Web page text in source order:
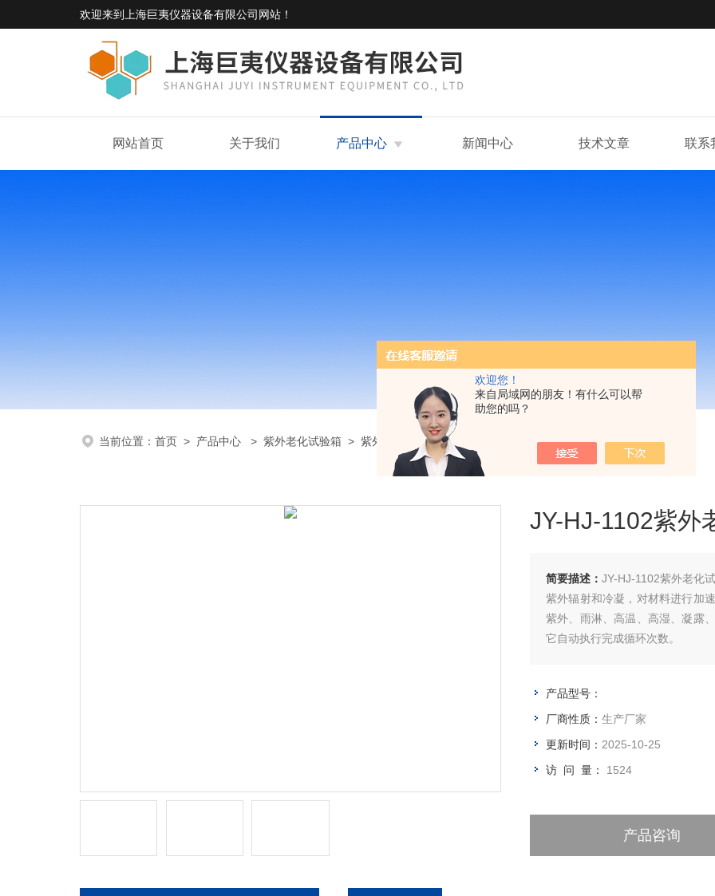
欢迎您！
来自局域网的朋友！有什么可以帮
助您的吗？
欢迎来到 上海巨夷仪器设备有限公司网站 ！
网站首页 关于我们 产品中心 新闻中心 技术文章 联系
当前位置： 首页 > 产品中心 > 紫外老化试验箱 > 紫外老化试验箱> JY-HJ-1102紫外老化试验箱订购说明
JY-HJ-1102紫外
简要描述： JY-HJ-1102紫外老化
紫外辐射和冷凝，对材料进行加
紫外、雨淋、高温、高湿、凝露
它自动执行完成循环次数。
产品型号：
厂商性质： 生产厂家
更新时间： 2025-10-25
访 问 量： 1524
产品咨询